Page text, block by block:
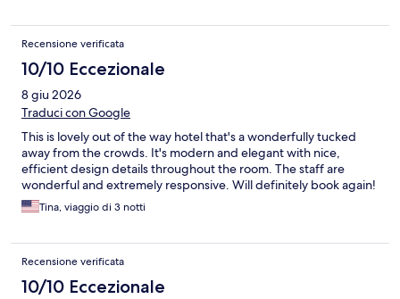
Recensione verificata
10/10 Eccezionale
8 giu 2026
Traduci con Google
This is lovely out of the way hotel that's a wonderfully tucked
away from the crowds. It's modern and elegant with nice,
efficient design details throughout the room. The staff are
wonderful and extremely responsive. Will definitely book again!
Tina, viaggio di 3 notti
Recensione verificata
10/10 Eccezionale